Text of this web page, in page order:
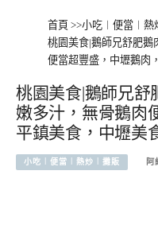
首頁 >>小吃︱便當︱熱
桃園美食|鵝師兄舒肥鵝
便當超豐盛，中壢鵝肉
桃園美食|鵝師兄舒
嫩多汁，無骨鵝肉
平鎮美食，中壢美
小吃︱便當︱熱炒︱攤販 阿